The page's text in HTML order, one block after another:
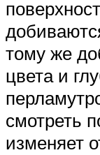
тому же
цвета и
смотреть
изменяет